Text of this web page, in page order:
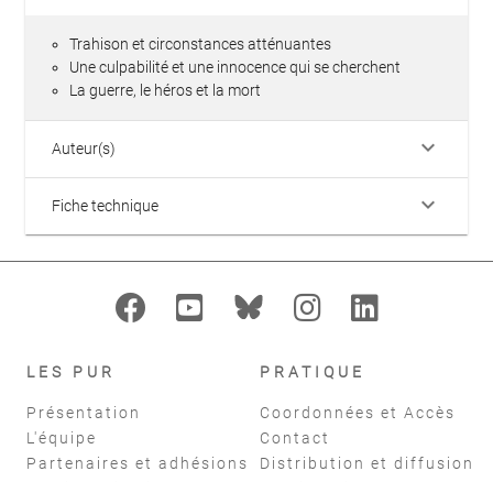
Trahison et circonstances atténuantes
Une culpabilité et une innocence qui se cherchent
La guerre, le héros et la mort
Auteur(s) keyboard_arrow_down
Fiche technique keyboard_arrow_down
LES PUR
Présentation
L'équipe
Partenaires et adhésions
PRATIQUE
Coordonnées et Accès
Contact
Distribution et diffusion